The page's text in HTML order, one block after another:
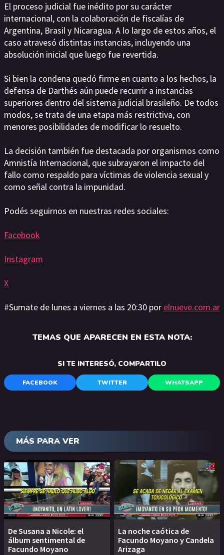
El proceso judicial fue inédito por su carácter
internacional, con la colaboración de fiscalías de
Argentina, Brasil y Nicaragua. A lo largo de estos años, el
caso atravesó distintas instancias, incluyendo una
absolución inicial que luego fue revertida.
Si bien la condena quedó firme en cuanto a los hechos, la
defensa de Darthés aún puede recurrir a instancias
superiores dentro del sistema judicial brasileño. De todos
modos, se trata de una etapa más restrictiva, con
menores posibilidades de modificar lo resuelto.
La decisión también fue destacada por organismos como
Amnistía Internacional, que subrayaron el impacto del
fallo como respaldo para víctimas de violencia sexual y
como señal contra la impunidad.
Podés seguirnos en nuestras redes sociales:
Facebook
Instagram
X
#Sumate de lunes a viernes a las 20:30 por elnueve.com.ar
TEMAS QUE APARECEN EN ESTA NOTA:
SI TE INTERESÓ, COMPARTILO
FACEBOOK TWITTER WHATSAPP
MÁS PARA VER
De Susana a Nicole: el
álbum sentimental de
Facundo Moyano
La noche caótica de
Facundo Moyano y Candela
Arizaga